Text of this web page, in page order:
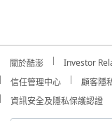
關於酷澎 Investor
信任管理中心
顧客隱
資訊安全及隱私保護認證